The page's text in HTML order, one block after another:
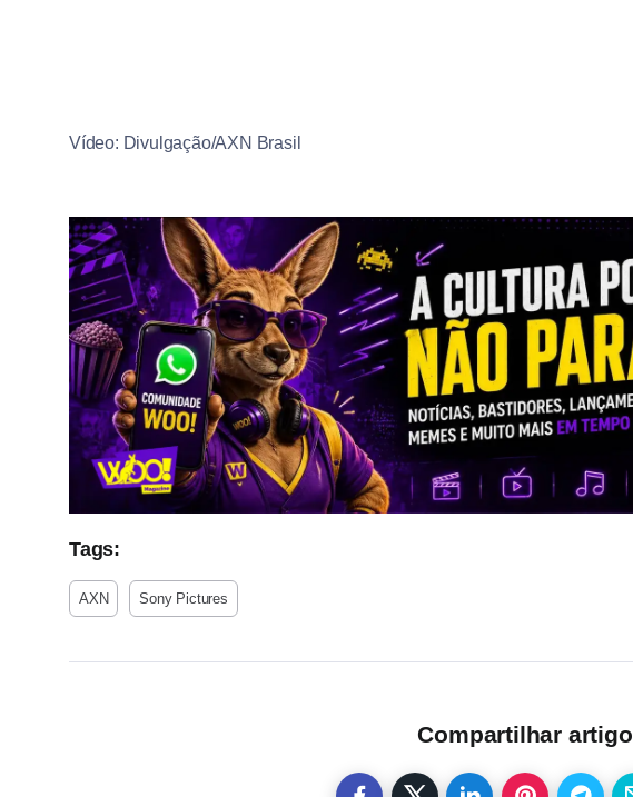
Vídeo: Divulgação/AXN Brasil
Tags:
AXN Sony Pictures
Compartilhar artigo